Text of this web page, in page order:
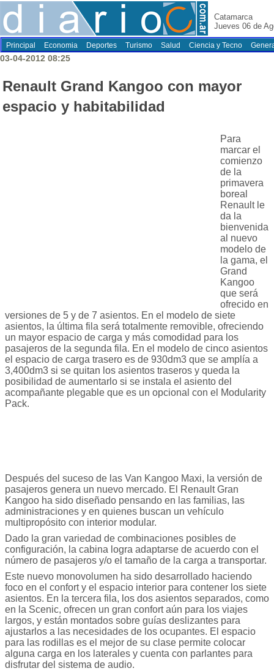
Catamarca
Jueves 06 de
Principal Economia Deportes Turismo Salud Ciencia y Tecno
03-04-2012 08:25
Renault Grand Kangoo con mayor
espacio y habitabilidad
Para
marcar el
comienzo
de la
primavera
boreal
Renault le
da la
bienvenida
al nuevo
modelo de
la gama, el
Grand
Kangoo
que será
ofrecido en
versiones de 5 y de 7 asientos. En el modelo de siete
asientos, la última fila será totalmente removible, ofreciendo
un mayor espacio de carga y más comodidad para los
pasajeros de la segunda fila. En el modelo de cinco asientos
el espacio de carga trasero es de 930dm3 que se amplía a
3,400dm3 si se quitan los asientos traseros y queda la
posibilidad de aumentarlo si se instala el asiento del
acompañante plegable que es un opcional con el Modularity
Pack.
Después del suceso de las Van Kangoo Maxi, la versión de
pasajeros genera un nuevo mercado. El Renault Gran
Kangoo ha sido diseñado pensando en las familias, las
administraciones y en quienes buscan un vehículo
multipropósito con interior modular.
Dado la gran variedad de combinaciones posibles de
configuración, la cabina logra adaptarse de acuerdo con el
número de pasajeros y/o el tamaño de la carga a transportar.
Este nuevo monovolumen ha sido desarrollado haciendo
foco en el confort y el espacio interior para contener los siete
asientos. En la tercera fila, los dos asientos separados, como
en la Scenic, ofrecen un gran confort aún para los viajes
largos, y están montados sobre guías deslizantes para
ajustarlos a las necesidades de los ocupantes. El espacio
para las rodillas es el mejor de su clase permite colocar
alguna carga en los laterales y cuenta con parlantes para
disfrutar del sistema de audio.